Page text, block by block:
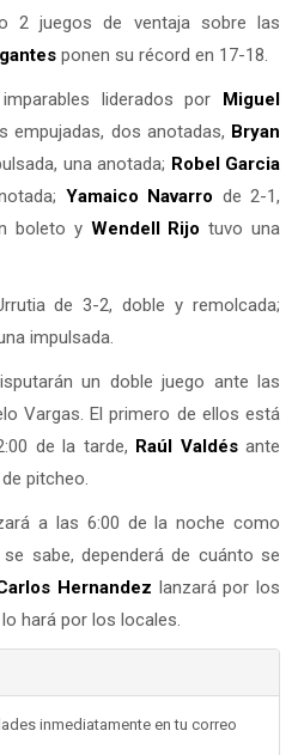
2 juegos de ventaja sobre las
ponen su récord en 17-18.
liderados por Miguel
empujadas, dos anotadas, Bryan
una anotada; Robel Garcia
Yamaico Navarro de 2-1,
boleto y Wendell Rijo tuvo una
de 3-2, doble y remolcada;
impulsada.
un doble juego ante las
Vargas. El primero de ellos está
de la tarde, Raúl Valdésante
pitcheo.
a las 6:00 de la noche como
sabe, dependerá de cuánto se
Hernandez lanzará por los
hará por los locales.
inmediatamente en tu correo